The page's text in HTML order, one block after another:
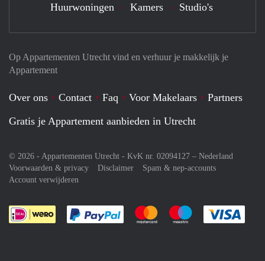
Op Appartementen Utrecht vind en verhuur je makkelijk je
Appartement
Over ons Contact Faq Voor Makelaars
Partners
Gratis je Appartement aanbieden in Utrecht
© 2026 - Appartementen Utrecht - KvK nr. 02094127 – Nederland
Voorwaarden & privacy
Disclaimer
Spam & nep-accounts
Account verwijderen
Je rekent gemakkelijk af met Paypal
Je rekent gemakkelijk af met
Je rekent
Huurwoningen Kamers Studio's